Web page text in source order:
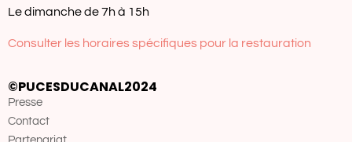
Le dimanche de 7h à 15h
Consulter les horaires spécifiques pour la restauration
©PUCESDUCANAL2024
Presse
Contact